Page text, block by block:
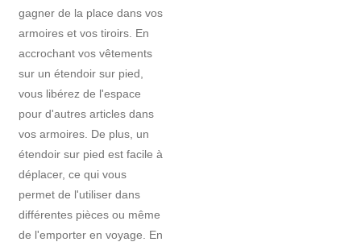
gagner de la place dans vos
armoires et vos tiroirs. En
accrochant vos vêtements
sur un étendoir sur pied,
vous libérez de l'espace
pour d'autres articles dans
vos armoires. De plus, un
étendoir sur pied est facile à
déplacer, ce qui vous
permet de l'utiliser dans
différentes pièces ou même
de l'emporter en voyage. En